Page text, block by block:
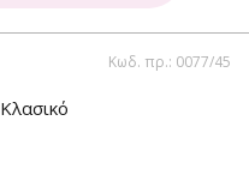
Κωδ. πρ.: 0077/45
Κλασικό